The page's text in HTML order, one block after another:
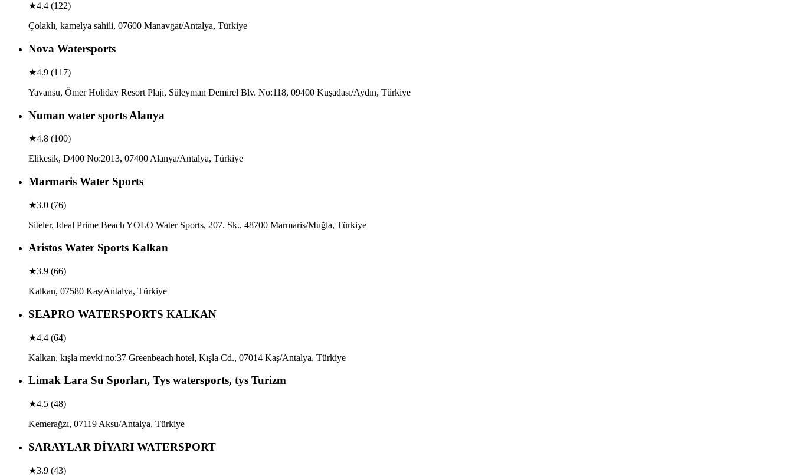
★4.4 (122)
Çolaklı, kamelya sahili, 07600 Manavgat/Antalya, Türkiye
Nova Watersports
★4.9 (117)
Yavansu, Ömer Holiday Resort Plajı, Süleyman Demirel Blv. No:118, 09400 Kuşadası/Aydın, Türkiye
Numan water sports Alanya
★4.8 (100)
Elikesik, D400 No:2013, 07400 Alanya/Antalya, Türkiye
Marmaris Water Sports
★3.0 (76)
Siteler, Ideal Prime Beach YOLO Water Sports, 207. Sk., 48700 Marmaris/Muğla, Türkiye
Aristos Water Sports Kalkan
★3.9 (66)
Kalkan, 07580 Kaş/Antalya, Türkiye
SEAPRO WATERSPORTS KALKAN
★4.4 (64)
Kalkan, kışla mevki no:37 Greenbeach hotel, Kışla Cd., 07014 Kaş/Antalya, Türkiye
Limak Lara Su Sporları, Tys watersports, tys Turizm
★4.5 (48)
Kemerağzı, 07119 Aksu/Antalya, Türkiye
SARAYLAR DİYARI WATERSPORT
★3.9 (43)